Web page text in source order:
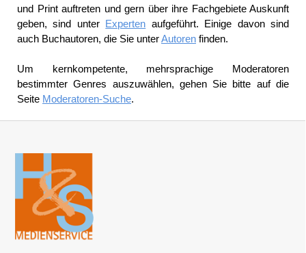
und Print auftreten und gern über ihre Fachgebiete Auskunft
geben, sind unter Experten aufgeführt. Einige davon sind
auch Buchautoren, die Sie unterAutoren finden.
Um kernkompetente, mehrsprachige Moderatoren
bestimmter Genres auszuwählen, gehen Sie bitte auf die
Seite Moderatoren-Suche.